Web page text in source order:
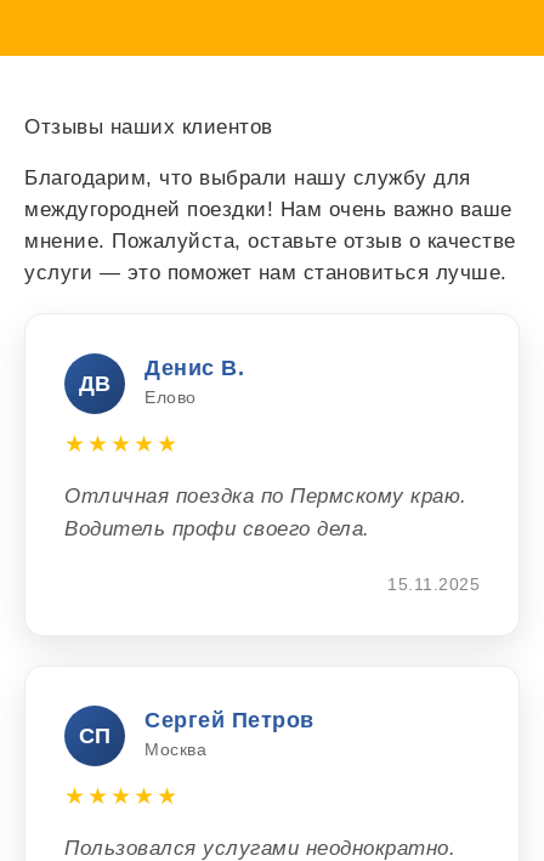
Отзывы наших клиентов
Благодарим, что выбрали нашу службу для
междугородней поездки! Нам очень важно ваше
мнение. Пожалуйста, оставьте отзыв о качестве
услуги — это поможет нам становиться лучше.
ДВ
Денис В.
Елово
★★★★★
Отличная поездка по Пермскому краю.
Водитель профи своего дела.
15.11.2025
СП
Сергей Петров
Москва
★★★★★
Пользовался услугами неоднократно.